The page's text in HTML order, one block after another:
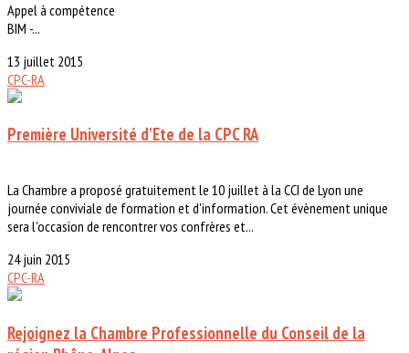
Appel à compétence
BIM -...
13 juillet 2015
CPC-RA
Première Université d'Ete de la CPC RA
La Chambre a proposé gratuitement le 10 juillet à la CCI de Lyon une
journée conviviale de formation et d'information. Cet évènement unique
sera l'occasion de rencontrer vos confrères et...
24 juin 2015
CPC-RA
Rejoignez la Chambre Professionnelle du Conseil de la